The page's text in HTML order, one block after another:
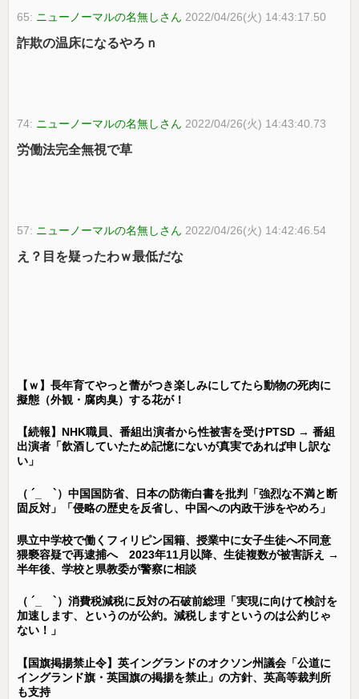
65: ニューノーマルの名無しさん 2022/04/26(火) 14:43:17.50
詐欺の温床になるやろｎ
74: ニューノーマルの名無しさん 2022/04/26(火) 14:43:40.73
労働法完全無視で草
57: ニューノーマルの名無しさん 2022/04/26(火) 14:42:46.54
え？目を疑ったわｗ最低だな
【ｗ】長年育てやっと蕾がつき楽しみにしてたら動物の死肉に
擬態（外観・腐肉臭）する花が！
【続報】NHK職員、番組出演者から性被害を受けPTSD → 番組
出演者「飲酒していたため記憶にないが真実であれば申し訳な
い」
（ ´_ゝ`）中国国防省、日本の防衛白書を批判「強烈な不満と断
固反対」「侵略の歴史を反省し、中国への内政干渉をやめろ」
県立中学校で働くフィリピン国籍、授業中に女子生徒へ不同意
猥褻容疑で再逮捕へ 2023年11月以降、生徒複数が被害訴え →
半年後、学校と県教委が警察に相談
（ ´_ゝ`）消費税減税に反対の石破前総理「実現に向けて検討を
加速します、というのが公約。減税しますというのは公約じゃ
ない！」
【国旗掲揚禁止令】英イングランドのオクソン州議会「公道に
イングランド旗・英国旗の掲揚を禁止」の方針、英高等裁判所
も支持